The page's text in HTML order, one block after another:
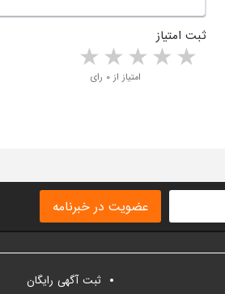
ثبت امتیاز
4 stars 3 stars 2 stars 1 star امتیاز از ۰ رای
عضویت در خبرنامه
ثبت آگهی رایگان